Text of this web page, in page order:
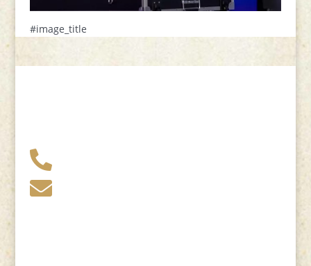
#image_title

